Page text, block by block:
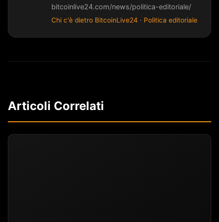
bitcoinlive24.com/news/politica-editoriale/
Chi c'è dietro BitcoinLive24 · Politica editoriale
Articoli Correlati